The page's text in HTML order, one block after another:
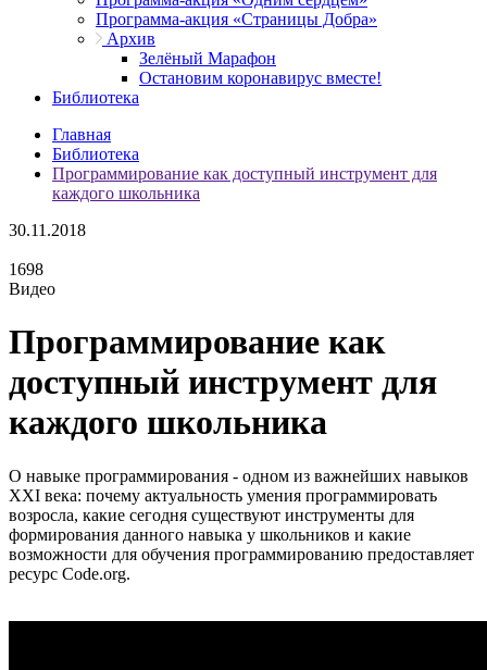
Программа-акция «Страницы Добра»
Архив
Зелёный Марафон
Остановим коронавирус вместе!
Библиотека
Главная
Библиотека
Программирование как доступный инструмент для
каждого школьника
30.11.2018
1698
Видео
Программирование как
доступный инструмент для
каждого школьника
О навыке программирования - одном из важнейших навыков
XXI века: почему актуальность умения программировать
возросла, какие сегодня существуют инструменты для
формирования данного навыка у школьников и какие
возможности для обучения программированию предоставляет
ресурс Code.org.